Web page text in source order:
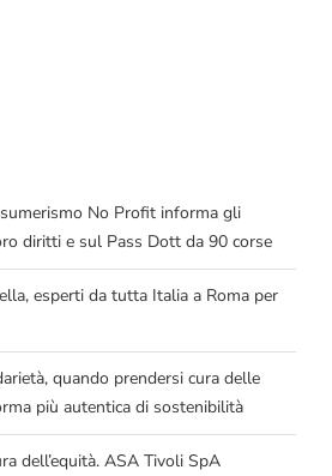
No Profit informa gli
diritti e sul Pass Dott da 90 corse
esperti da tutta Italia a Roma per
quando prendersi cura delle
più autentica di sostenibilità
dell’equità. ASA Tivoli SpA